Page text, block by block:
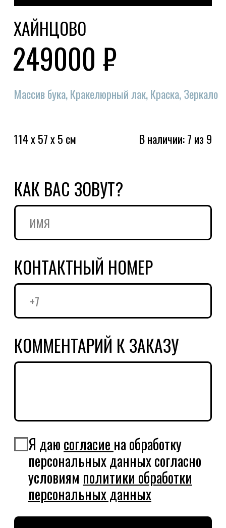
КОНТАКТНЫЙ НОМЕР
КОММЕНТАРИЙ К ЗАКАЗУ
персональных данных согласно
условиямполитики обработки
персональных данных
ПРЕДЗАКАЗ
НАПИСАТЬ АВТОРУ
УСМАНОВ РУСТАМ РЮЗИЛЬЕВИЧ
МОСКОВСКАЯ ОБЛАСТЬ, КРАСНОГОРСКИЙ РАЙОН,
СЕЛЬСКОЕ ПОСЕЛЕНИЕ ОТРАДНЕНСКОЕ, Д,
ПУТИЛКОВО, УЛ. 70-ЛЕТИЯ ПОБЕДЫ, Д. 1, КВ. 34
ГОТИК
БОРДЫ
БРЕНД+
НАЛИЧНИК
АРТ
ОБЪЕКТЫ
ТЕЛЕГРАМ